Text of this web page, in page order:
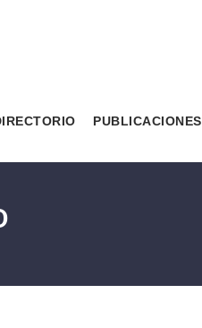
PUBLICACIONES